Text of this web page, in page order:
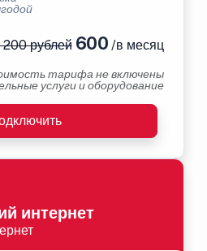
200 рублей600 /в месяц
тарифа не включены
услуги и оборудование
интернет